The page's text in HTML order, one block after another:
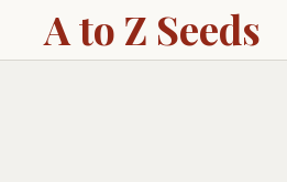
A to Z Seeds